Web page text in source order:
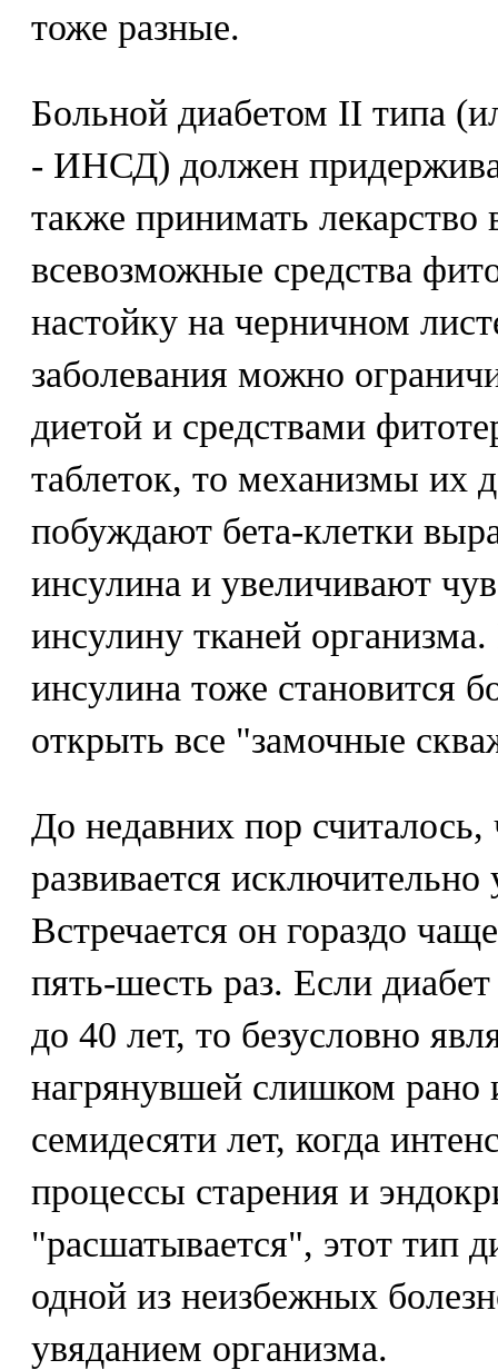
тоже разные.
Больной диабетом II типа
- ИНСД) должен
также принимать лекарство
всевозможные средства
настойку на черничном
заболевания можно
диетой и средствами
таблеток, то механизмы их
побуждают бета-клетки
инсулина и увеличивают
инсулину тканей
инсулина тоже становится
открыть все "замочные
До недавних пор считалось,
развивается исключительно
Встречается он гораздо
пять-шесть раз. Если
до 40 лет, то безусловно
нагрянувшей слишком рано
семидесяти лет, когда
процессы старения и
"расшатывается", этот тип
одной из неизбежных
увяданием организма.